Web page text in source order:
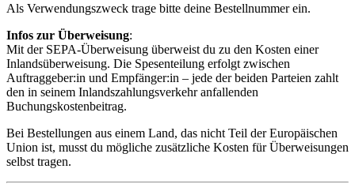
Als Verwendungszweck trage bitte deine Bestellnummer ein.
Infos zur Überweisung:
Mit der SEPA-Überweisung überweist du zu den Kosten einer
Inlandsüberweisung. Die Spesenteilung erfolgt zwischen
Auftraggeber:in und Empfänger:in – jede der beiden Parteien zahlt
den in seinem Inlandszahlungsverkehr anfallenden
Buchungskostenbeitrag.
Bei Bestellungen aus einem Land, das nicht Teil der Europäischen
Union ist, musst du mögliche zusätzliche Kosten für Überweisungen
selbst tragen.